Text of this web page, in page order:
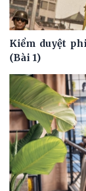
Kiểm duyệt
(Bài 1)